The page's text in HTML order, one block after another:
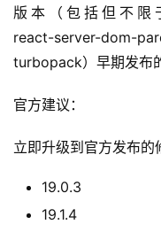
版本（包括但不限
react-server-
turbopack）早期发布
官方建议：
立即升级到官方发布的
19.0.3
19.1.4